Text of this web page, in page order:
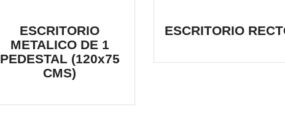
ESCRITORIO
METALICO DE 1
PEDESTAL (120x75
CMS)
ESCRITORIO